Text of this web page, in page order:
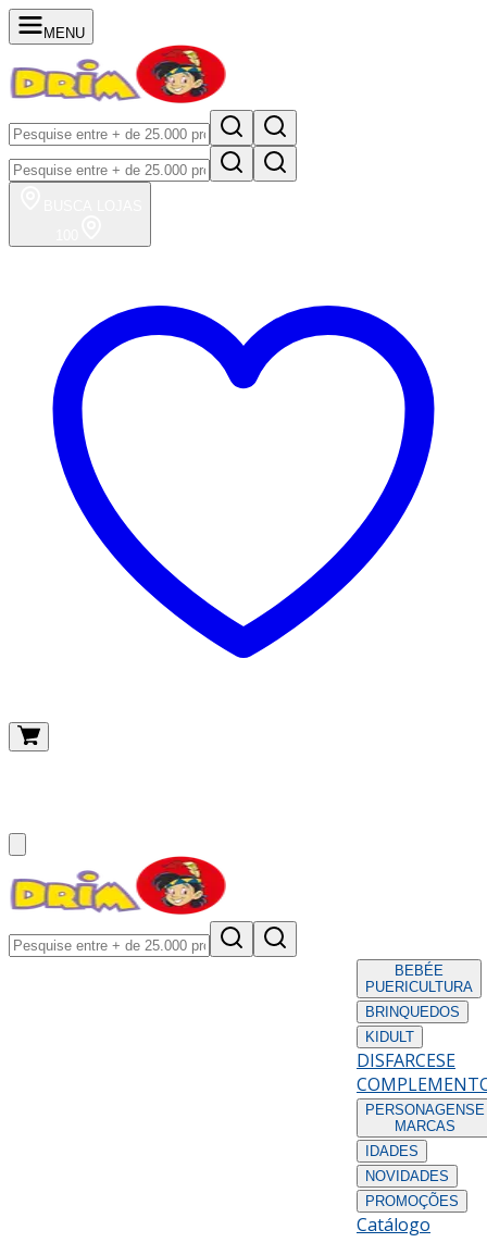
MENU
BEBÉE
PUERICULTURA
BRINQUEDOS
KIDULT
DISFARCESE
PERSONAGENS E
MARCAS
IDADES
NOVIDADES
PROMOÇÕES
Catálogo